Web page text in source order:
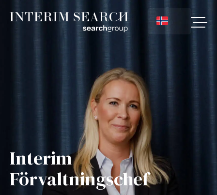
Interim
Förvaltningschef